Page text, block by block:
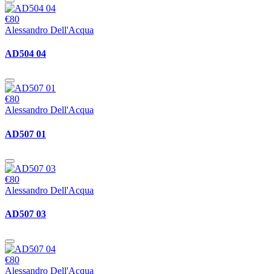
€80
Alessandro Dell'Acqua
AD504 04
€80
Alessandro Dell'Acqua
AD507 01
€80
Alessandro Dell'Acqua
AD507 03
€80
Alessandro Dell'Acqua